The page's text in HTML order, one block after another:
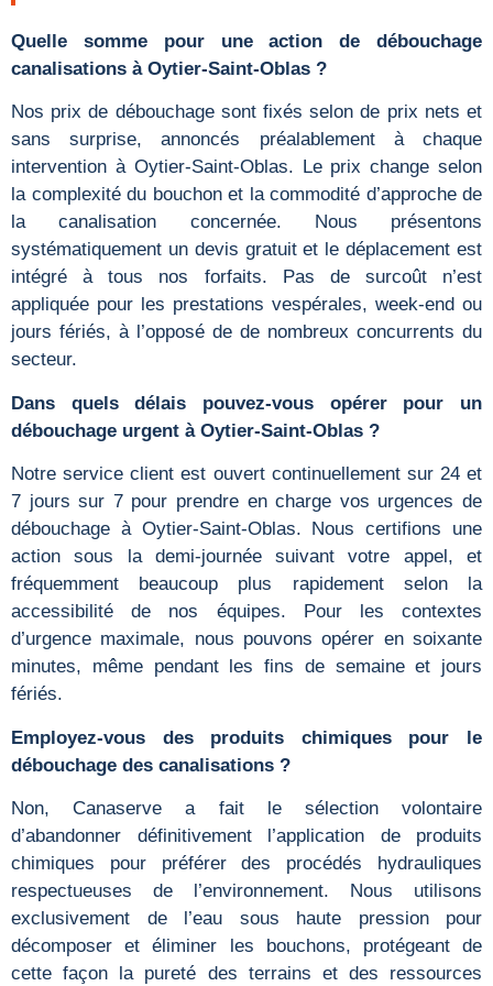
Quelle somme pour une action de débouchage
canalisations à Oytier-Saint-Oblas ?
Nos prix de débouchage sont fixés selon de prix nets et
sans surprise, annoncés préalablement à chaque
intervention à Oytier-Saint-Oblas. Le prix change selon
la complexité du bouchon et la commodité d’approche de
la canalisation concernée. Nous présentons
systématiquement un devis gratuit et le déplacement est
intégré à tous nos forfaits. Pas de surcoût n’est
appliquée pour les prestations vespérales, week-end ou
jours fériés, à l’opposé de de nombreux concurrents du
secteur.
Dans quels délais pouvez-vous opérer pour un
débouchage urgent à Oytier-Saint-Oblas ?
Notre service client est ouvert continuellement sur 24 et
7 jours sur 7 pour prendre en charge vos urgences de
débouchage à Oytier-Saint-Oblas. Nous certifions une
action sous la demi-journée suivant votre appel, et
fréquemment beaucoup plus rapidement selon la
accessibilité de nos équipes. Pour les contextes
d’urgence maximale, nous pouvons opérer en soixante
minutes, même pendant les fins de semaine et jours
fériés.
Employez-vous des produits chimiques pour le
débouchage des canalisations ?
Non, Canaserve a fait le sélection volontaire
d’abandonner définitivement l’application de produits
chimiques pour préférer des procédés hydrauliques
respectueuses de l’environnement. Nous utilisons
exclusivement de l’eau sous haute pression pour
décomposer et éliminer les bouchons, protégeant de
cette façon la pureté des terrains et des ressources